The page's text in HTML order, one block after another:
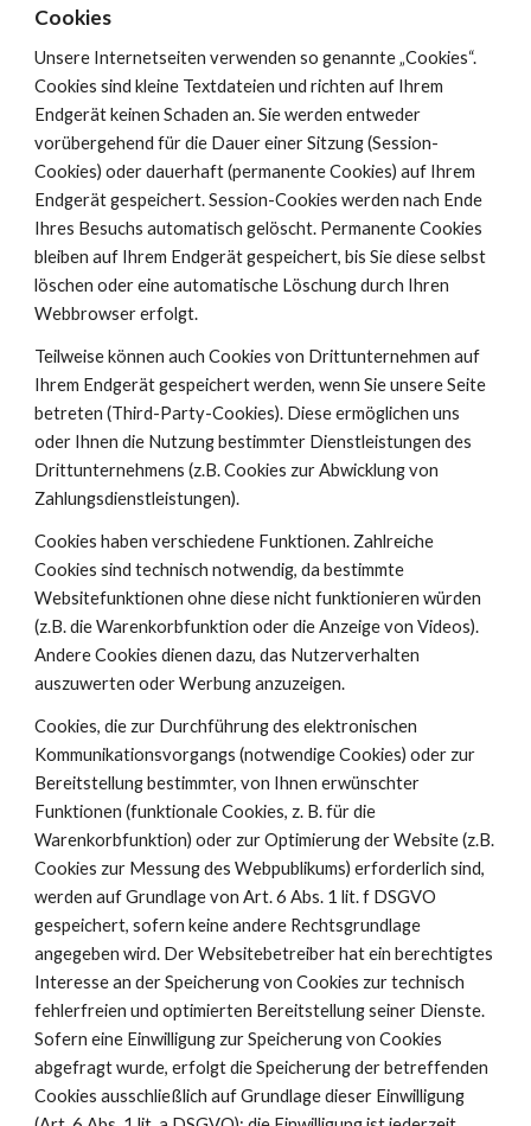
Cookies
Unsere Internetseiten verwenden so genannte „Cookies“.
Cookies sind kleine Textdateien und richten auf Ihrem
Endgerät keinen Schaden an. Sie werden entweder
vorübergehend für die Dauer einer Sitzung (Session-
Cookies) oder dauerhaft (permanente Cookies) auf Ihrem
Endgerät gespeichert. Session-Cookies werden nach Ende
Ihres Besuchs automatisch gelöscht. Permanente Cookies
bleiben auf Ihrem Endgerät gespeichert, bis Sie diese selbst
löschen oder eine automatische Löschung durch Ihren
Webbrowser erfolgt.
Teilweise können auch Cookies von Drittunternehmen auf
Ihrem Endgerät gespeichert werden, wenn Sie unsere Seite
betreten (Third-Party-Cookies). Diese ermöglichen uns
oder Ihnen die Nutzung bestimmter Dienstleistungen des
Drittunternehmens (z.B. Cookies zur Abwicklung von
Zahlungsdienstleistungen).
Cookies haben verschiedene Funktionen. Zahlreiche
Cookies sind technisch notwendig, da bestimmte
Websitefunktionen ohne diese nicht funktionieren würden
(z.B. die Warenkorbfunktion oder die Anzeige von Videos).
Andere Cookies dienen dazu, das Nutzerverhalten
auszuwerten oder Werbung anzuzeigen.
Cookies, die zur Durchführung des elektronischen
Kommunikationsvorgangs (notwendige Cookies) oder zur
Bereitstellung bestimmter, von Ihnen erwünschter
Funktionen (funktionale Cookies, z. B. für die
Warenkorbfunktion) oder zur Optimierung der Website (z.B.
Cookies zur Messung des Webpublikums) erforderlich sind,
werden auf Grundlage von Art. 6 Abs. 1 lit. f DSGVO
gespeichert, sofern keine andere Rechtsgrundlage
angegeben wird. Der Websitebetreiber hat ein berechtigtes
Interesse an der Speicherung von Cookies zur technisch
fehlerfreien und optimierten Bereitstellung seiner Dienste.
Sofern eine Einwilligung zur Speicherung von Cookies
abgefragt wurde, erfolgt die Speicherung der betreffenden
Cookies ausschließlich auf Grundlage dieser Einwilligung